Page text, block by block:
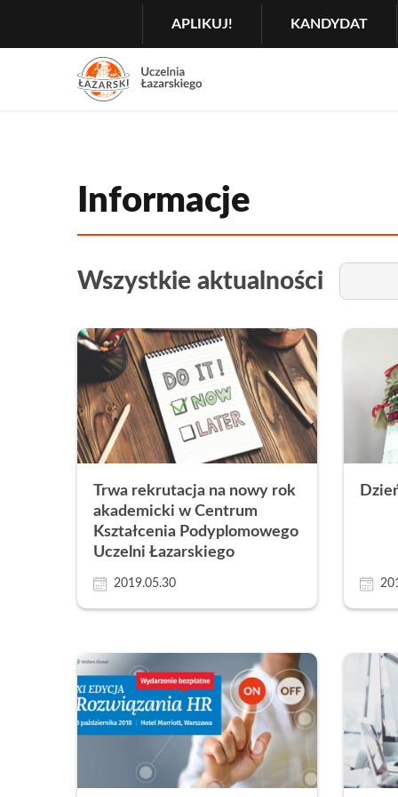
MENU
GŁÓWNA
NAWIGACJA
APLIKUJ! KANDYDAT
Informacje
rozwiń
Wszystkie aktualności Tytuł
Trwa rekrutacja na nowy rok
akademicki w Centrum
Kształcenia Podyplomowego
Uczelni Łazarskiego
2019.05.30